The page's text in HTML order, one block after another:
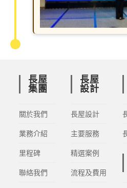
長屋
集團
關於我們
業務介紹
里程碑
聯絡我們
長屋
設計
長屋設計
主要服務
精選案例
流程及費用